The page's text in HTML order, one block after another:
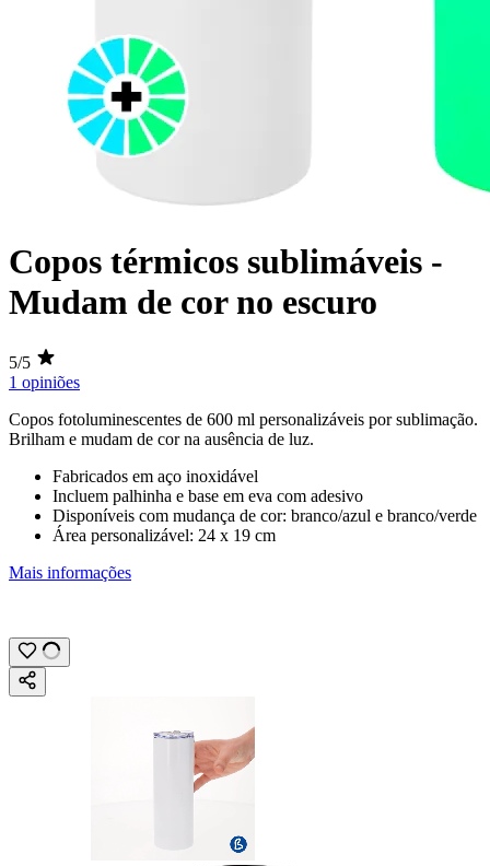
Copos térmicos sublimáveis -
Mudam de cor no escuro
5/5
1 opiniões
Copos fotoluminescentes de 600 ml personalizáveis porsublimação.
Brilham e mudam de cor na ausência de luz.
Fabricados em aço inoxidável
Incluem palhinha e base em eva com adesivo
Disponíveis com mudança de cor: branco/azul e branco/verde
Área personalizável: 24 x 19 cm
Mais informações